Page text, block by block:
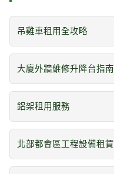
吊雞車租用全攻略
大廈外牆維修升降台指南
鋁架租用服務
北部都會區工程設備租賃